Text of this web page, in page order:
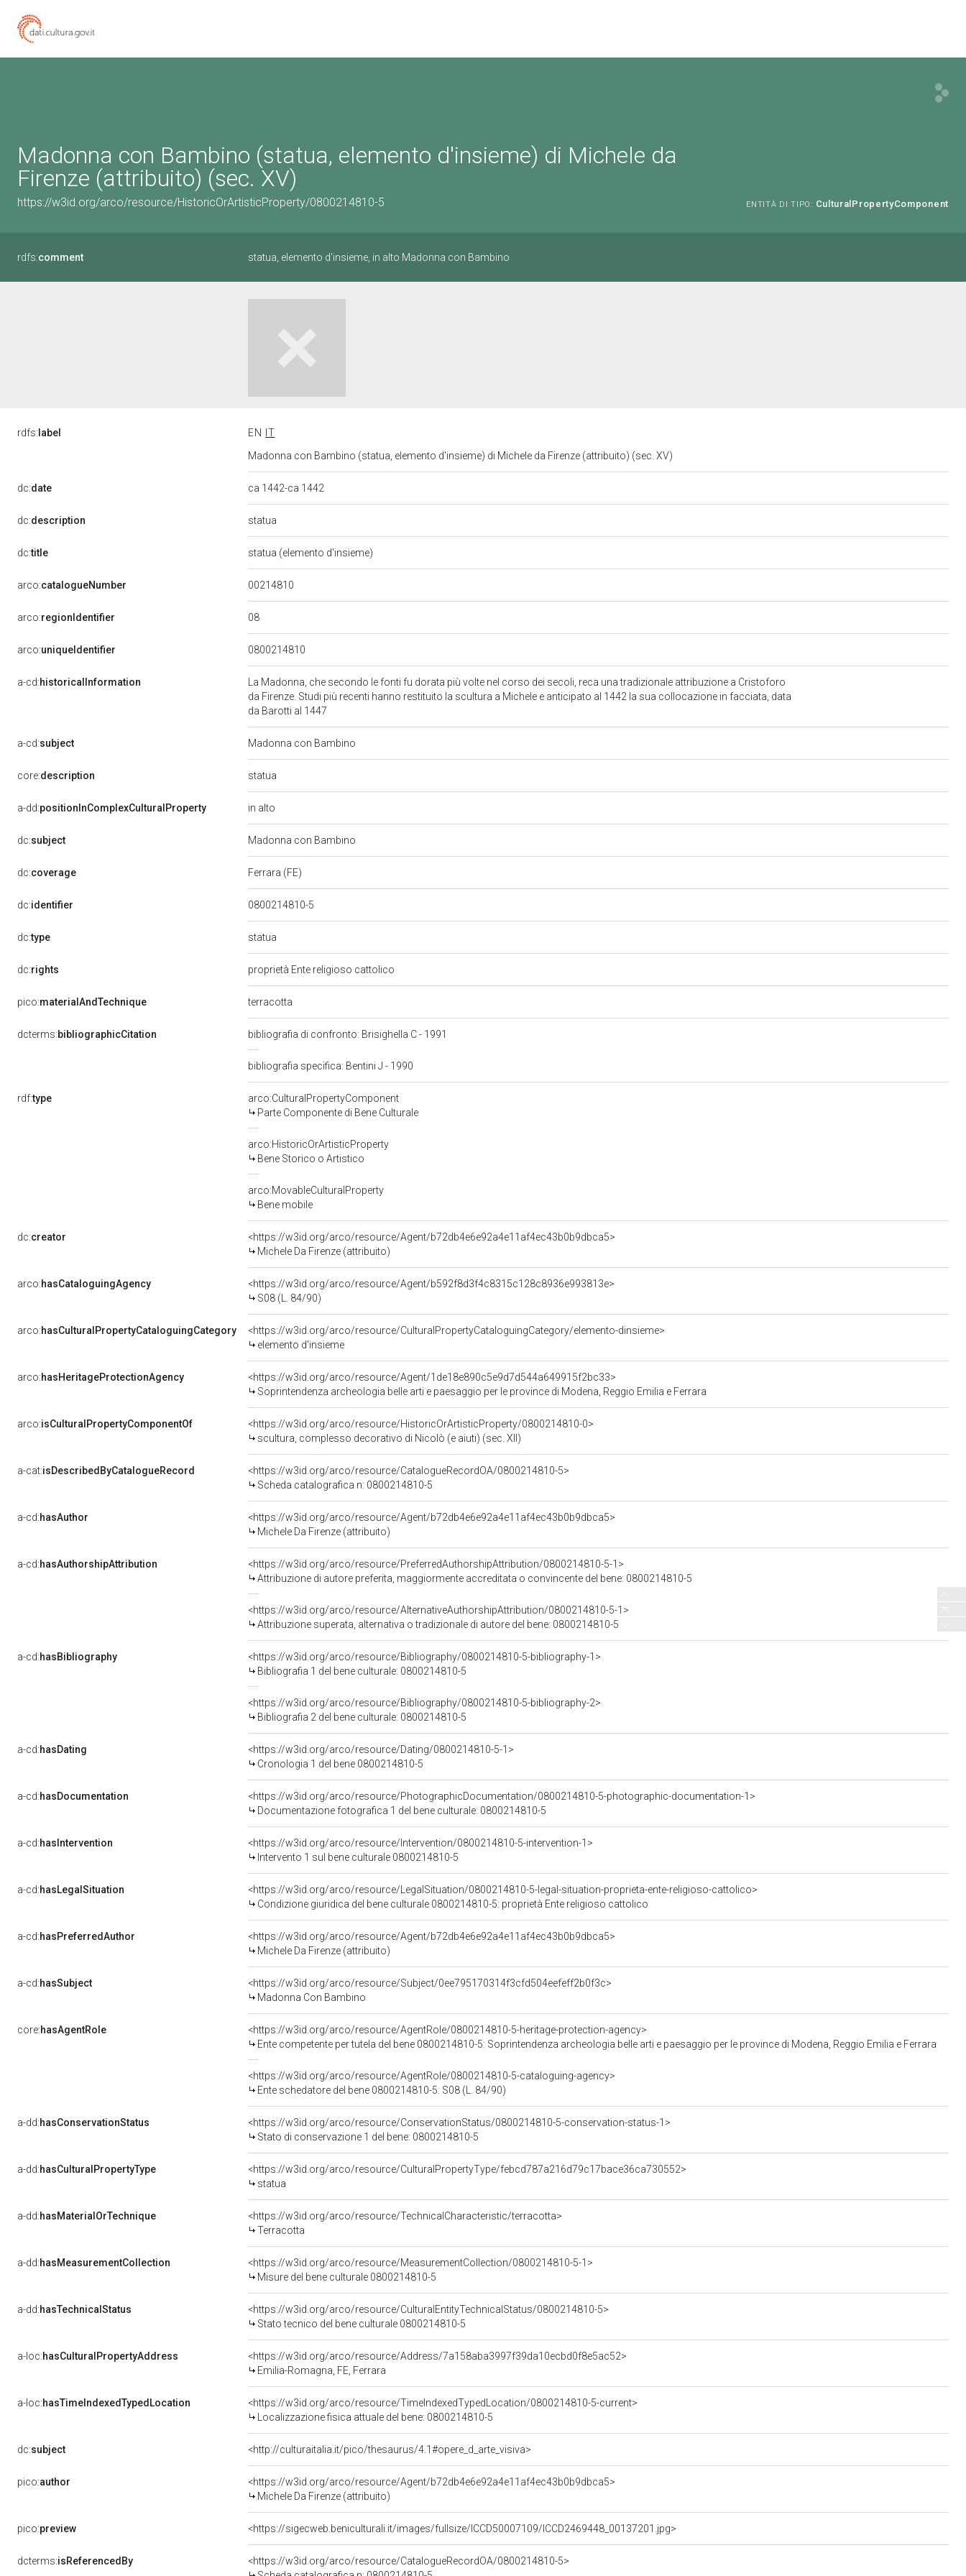
Madonna con Bambino (statua, elemento d'insieme) di Michele da
Firenze (attribuito) (sec. XV)
https://w3id.org/arco/resource/HistoricOrArtisticProperty/0800214810-5 ENTITÀ DI TIPO: CulturalPropertyComponent
rdfs:comment statua, elemento d'insieme, in alto Madonna con Bambino
rdfs: label EN
IT
Madonna con Bambino (statua, elemento d'insieme) di Michele da Firenze (attribuito) (sec. XV)
dc:date ca 1442-ca 1442
dc:description statua
dc:title statua (elemento d'insieme)
arco:catalogueNumber 00214810
arco:regionIdentifier 08
arco:uniqueIdentifier 0800214810
a-cd:historicalInformation
La Madonna, che secondo le fonti fu dorata più volte nel corso dei secoli, reca una tradizionale attribuzione a Cristoforo
da Firenze. Studi più recenti hanno restituito la scultura a Michele e anticipato al 1442 la sua collocazione in facciata, data
da Barotti al 1447
a-cd:subject Madonna con Bambino
core:description statua
a-dd:positionInComplexCulturalProperty in alto
dc:subject Madonna con Bambino
dc:coverage Ferrara (FE)
dc:identifier 0800214810-5
dc:type statua
dc:rights proprietà Ente religioso cattolico
pico:materialAndTechnique terracotta
dcterms:bibliographicCitation bibliografia di confronto: Brisighella C - 1991
bibliografia specifica: Bentini J - 1990
rdf:type
arco:CulturalPropertyComponent
Parte Componente di Bene Culturale
arco:HistoricOrArtisticProperty
Bene Storico o Artistico
arco:MovableCulturalProperty
Bene mobile
dc:creator
<https://w3id.org/arco/resource/Agent/b72db4e6e92a4e11af4ec43b0b9dbca5>
Michele Da Firenze (attribuito)
arco:hasCataloguingAgency
<https://w3id.org/arco/resource/Agent/b592f8d3f4c8315c128c8936e993813e>
S08 (L. 84/90)
arco:hasCulturalPropertyCataloguingCategory
<https://w3id.org/arco/resource/CulturalPropertyCataloguingCategory/elemento-dinsieme>
elemento d'insieme
arco:hasHeritageProtectionAgency
<https://w3id.org/arco/resource/Agent/1de18e890c5e9d7d544a649915f2bc33>
Soprintendenza archeologia belle arti e paesaggio per le province di Modena, Reggio Emilia e Ferrara
arco:isCulturalPropertyComponentOf
<https://w3id.org/arco/resource/HistoricOrArtisticProperty/0800214810-0>
scultura, complesso decorativo di Nicolò (e aiuti) (sec. XII)
a-cat:isDescribedByCatalogueRecord
<https://w3id.org/arco/resource/CatalogueRecordOA/0800214810-5>
Scheda catalografica n: 0800214810-5
a-cd:hasAuthor
<https://w3id.org/arco/resource/Agent/b72db4e6e92a4e11af4ec43b0b9dbca5>
Michele Da Firenze (attribuito)
a-cd:hasAuthorshipAttribution
<https://w3id.org/arco/resource/PreferredAuthorshipAttribution/0800214810-5-1>
Attribuzione di autore preferita, maggiormente accreditata o convincente del bene: 0800214810-5
<https://w3id.org/arco/resource/AlternativeAuthorshipAttribution/0800214810-5-1>
Attribuzione superata, alternativa o tradizionale di autore del bene: 0800214810-5
a-cd:hasBibliography
<https://w3id.org/arco/resource/Bibliography/0800214810-5-bibliography-1>
Bibliografia 1 del bene culturale: 0800214810-5
<https://w3id.org/arco/resource/Bibliography/0800214810-5-bibliography-2>
Bibliografia 2 del bene culturale: 0800214810-5
a-cd:hasDating
<https://w3id.org/arco/resource/Dating/0800214810-5-1>
Cronologia 1 del bene 0800214810-5
a-cd:hasDocumentation
<https://w3id.org/arco/resource/PhotographicDocumentation/0800214810-5-photographic-documentation-1>
Documentazione fotografica 1 del bene culturale: 0800214810-5
a-cd:hasIntervention
<https://w3id.org/arco/resource/Intervention/0800214810-5-intervention-1>
Intervento 1 sul bene culturale 0800214810-5
a-cd:hasLegalSituation
<https://w3id.org/arco/resource/LegalSituation/0800214810-5-legal-situation-proprieta-ente-religioso-cattolico>
Condizione giuridica del bene culturale 0800214810-5: proprietà Ente religioso cattolico
a-cd:hasPreferredAuthor
<https://w3id.org/arco/resource/Agent/b72db4e6e92a4e11af4ec43b0b9dbca5>
Michele Da Firenze (attribuito)
a-cd:hasSubject
<https://w3id.org/arco/resource/Subject/0ee795170314f3cfd504eefeff2b0f3c>
Madonna Con Bambino
core:hasAgentRole
<https://w3id.org/arco/resource/AgentRole/0800214810-5-heritage-protection-agency>
Ente competente per tutela del bene 0800214810-5: Soprintendenza archeologia belle arti e paesaggio per le province di Modena, Reggio Emilia e Ferrara
<https://w3id.org/arco/resource/AgentRole/0800214810-5-cataloguing-agency>
Ente schedatore del bene 0800214810-5: S08 (L. 84/90)
a-dd:hasConservationStatus
<https://w3id.org/arco/resource/ConservationStatus/0800214810-5-conservation-status-1>
Stato di conservazione 1 del bene: 0800214810-5
a-dd:hasCulturalPropertyType
<https://w3id.org/arco/resource/CulturalPropertyType/febcd787a216d79c17bace36ca730552>
statua
a-dd:hasMaterialOrTechnique
<https://w3id.org/arco/resource/TechnicalCharacteristic/terracotta>
Terracotta
a-dd:hasMeasurementCollection
<https://w3id.org/arco/resource/MeasurementCollection/0800214810-5-1>
Misure del bene culturale 0800214810-5
a-dd:hasTechnicalStatus
<https://w3id.org/arco/resource/CulturalEntityTechnicalStatus/0800214810-5>
Stato tecnico del bene culturale 0800214810-5
a-loc:hasCulturalPropertyAddress
<https://w3id.org/arco/resource/Address/7a158aba3997f39da10ecbd0f8e5ac52>
Emilia-Romagna, FE, Ferrara
a-loc:hasTimeIndexedTypedLocation
<https://w3id.org/arco/resource/TimeIndexedTypedLocation/0800214810-5-current>
Localizzazione fisica attuale del bene: 0800214810-5
dc:subject <http://culturaitalia.it/pico/thesaurus/4.1#opere_d_arte_visiva>
pico:author
<https://w3id.org/arco/resource/Agent/b72db4e6e92a4e11af4ec43b0b9dbca5>
Michele Da Firenze (attribuito)
pico:preview <https://sigecweb.beniculturali.it/images/fullsize/ICCD50007109/ICCD2469448_00137201.jpg>
dcterms:isReferencedBy
<https://w3id.org/arco/resource/CatalogueRecordOA/0800214810-5>